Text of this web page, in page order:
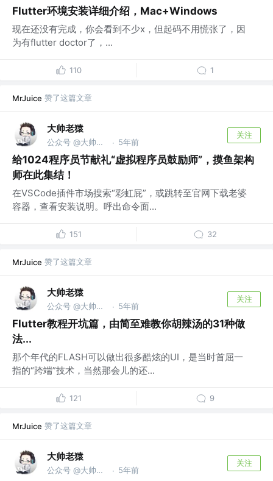
Flutter环境安装详细介绍，Mac+Windows
现在还没有完成，你会看到不少x，但起码不用慌张了，因
为有flutter doctor了，...
110 1
MrJuice 赞了这篇文章
大帅老猿
公众号 @大帅老猿 · 5年前
关注
给1024程序员节献礼“虚拟程序员鼓励师”，摸鱼架构
师在此集结！
在VSCode插件市场搜索“彩虹屁”，或跳转至官网下载老婆
容器，查看安装说明。呼出命令面...
151 32
MrJuice 赞了这篇文章
大帅老猿
公众号 @大帅老猿 · 5年前
关注
Flutter教程开坑篇，由简至难教你胡辣汤的31种做
法...
那个年代的FLASH可以做出很多酷炫的UI，是当时首屈一
指的“跨端”技术，当然那会儿的还...
121 9
MrJuice 赞了这篇文章
大帅老猿
公众号 @大帅老猿 · 5年前
关注